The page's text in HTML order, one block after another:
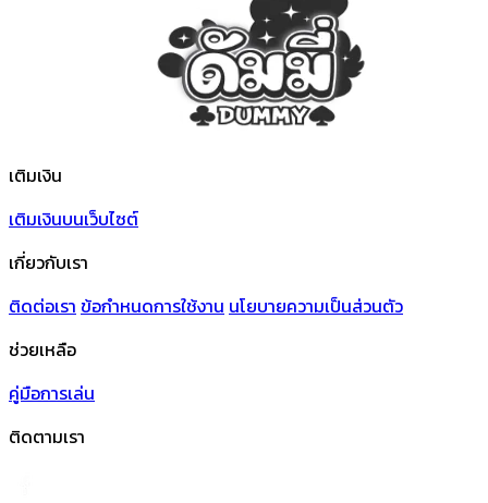
เติมเงิน
เติมเงินบนเว็บไซต์
เกี่ยวกับเรา
ติดต่อเรา ข้อกําหนดการใช้งาน นโยบายความเป็นส่วนตัว
ช่วยเหลือ
คู่มือการเล่น
ติดตามเรา